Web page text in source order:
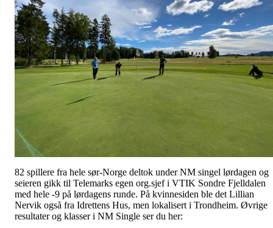
82 spillere fra hele sør-Norge deltok under NM singel lørdagen og
seieren gikk til Telemarks egen org.sjef i VTIK Sondre Fjelldalen
med hele -9 på lørdagens runde. På kvinnesiden ble det Lillian
Nervik også fra Idrettens Hus, men lokalisert i Trondheim. Øvrige
resultater og klasser i NM Single ser du her: